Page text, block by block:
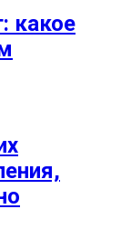
какое